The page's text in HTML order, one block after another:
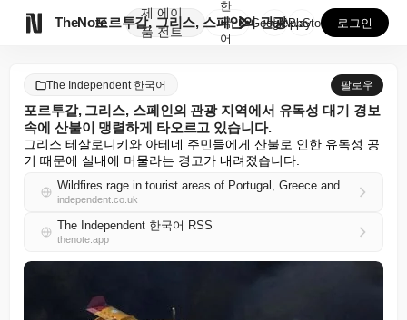
TheNote
제
품
에이
전트
포르투갈, 그리스, 스페인의 관광 지역에서 유독성 대기...
한
국
어
GooglePlay
AppStore 로그인
The Independent 한국어 팔로우
포르투갈, 그리스, 스페인의 관광 지역에서 유독성 대기 경보
속에 산불이 맹렬하게 타오르고 있습니다.
그리스 테살로니키와 아테네 주민들에게 산불로 인한 유독성 공
기 때문에 실내에 머물라는 경고가 내려졌습니다.
Wildfires rage in tourist areas of Portugal, Greece and Spain amid toxic air warning
independent.co.uk
The Independent 한국어 RSS
thenote.app